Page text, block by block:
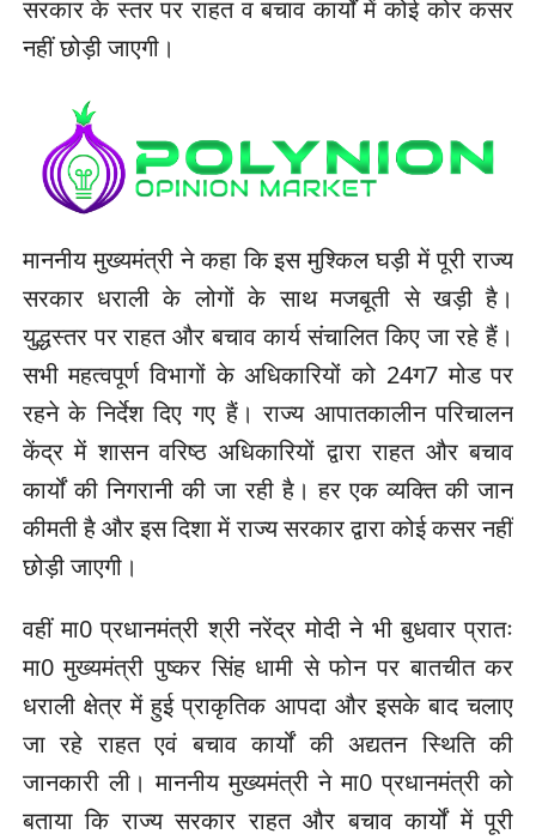
सरकार के स्तर पर राहत व बचाव कार्यों में कोई कोर कसर
नहीं छोड़ी जाएगी।
माननीय मुख्यमंत्री ने कहा कि इस मुश्किल घड़ी में पूरी राज्य
सरकार धराली के लोगों के साथ मजबूती से खड़ी है।
युद्धस्तर पर राहत और बचाव कार्य संचालित किए जा रहे हैं।
सभी महत्वपूर्ण विभागों के अधिकारियों को 24ग7 मोड पर
रहने के निर्देश दिए गए हैं। राज्य आपातकालीन परिचालन
केंद्र में शासन वरिष्ठ अधिकारियों द्वारा राहत और बचाव
कार्यों की निगरानी की जा रही है। हर एक व्यक्ति की जान
कीमती है और इस दिशा में राज्य सरकार द्वारा कोई कसर नहीं
छोड़ी जाएगी।
वहीं मा0 प्रधानमंत्री श्री नरेंद्र मोदी ने भी बुधवार प्रातः
मा0 मुख्यमंत्री पुष्कर सिंह धामी से फोन पर बातचीत कर
धराली क्षेत्र में हुई प्राकृतिक आपदा और इसके बाद चलाए
जा रहे राहत एवं बचाव कार्यों की अद्यतन स्थिति की
जानकारी ली। माननीय मुख्यमंत्री ने मा0 प्रधानमंत्री को
बताया कि राज्य सरकार राहत और बचाव कार्यों में पूरी